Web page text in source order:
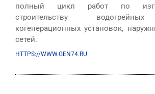
полный цикл работ по
строительству
когенерационных установок,
сетей.
HTTPS://WWW.GEN74.RU